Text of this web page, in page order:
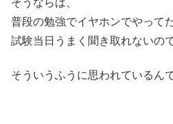
普段の勉強でイヤホンでやって
試験当日うまく聞き取れないの
そういうふうに思われているん